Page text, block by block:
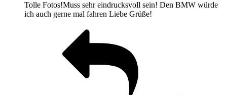
Tolle Fotos!Muss sehr eindrucksvoll sein! Den BMW würde
ich auch gerne mal fahren Liebe Grüße!